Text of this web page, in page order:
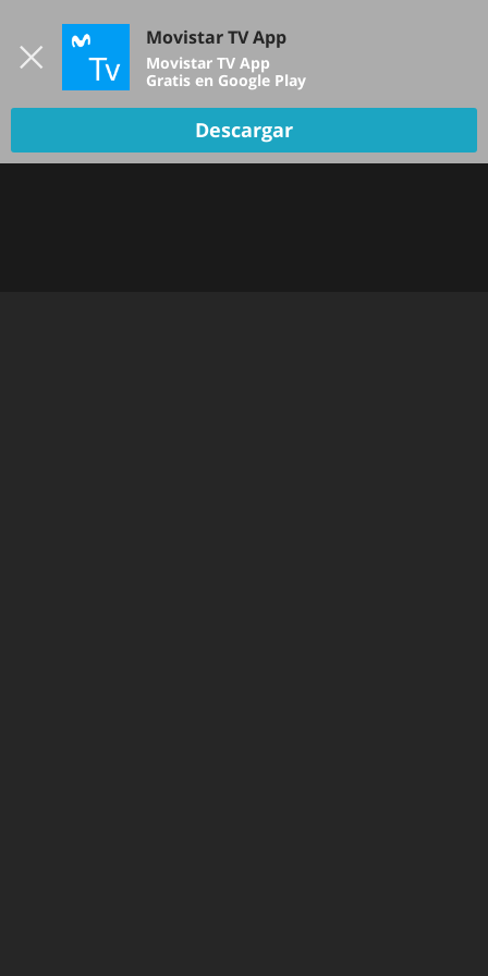
TV EN VIVO
Movistar TV App
Movistar TV App
Gratis en Google Play
Descargar